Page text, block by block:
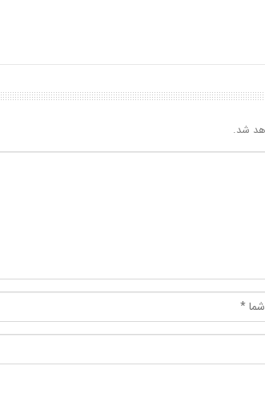
شد.